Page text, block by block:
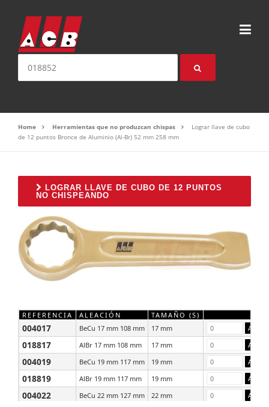
Home Herramientas que no produzcan chispas
Lograr llave de cubo
de 12 puntos Bronce de Aluminio (Al-Br) 52 mm 258 mm
LOGRAR LLAVE DE CUBO DE 12 PUNTOS
NO CHISPEANDO
REFERENCIA ALEACIÓN TAMAÑO (S)
004017 BeCu 17 mm 108 mm 17 mm
018817 AlBr 17 mm 108 mm 17 mm
004019 BeCu 19 mm 117 mm 19 mm
018819 AlBr 19 mm 117 mm 19 mm
004022 BeCu 22 mm 127 mm 22 mm